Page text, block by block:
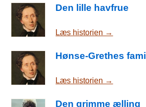
Den lille havfrue
Læs historien →
Hønse-Grethes
Læs historien →
Den grimme ælling